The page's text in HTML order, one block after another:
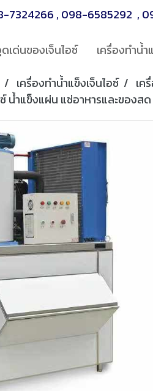
7324266 , 098-6585292 ,
เด่นของเจ็นไอซ์ เครื่องทำน้ำ
เครื่องทำน้ำแข็งเจ็นไอซ์
เค
น้ำแข็งแผ่น แช่อาหารและของส